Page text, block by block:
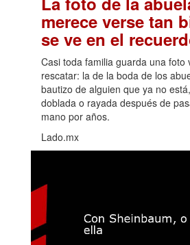
merece verse tan
se ve en el
Casi toda familia guarda una foto
rescatar: la de la boda de los
bautizo de alguien que ya no
doblada o rayada después de
mano por años.
Lado.mx